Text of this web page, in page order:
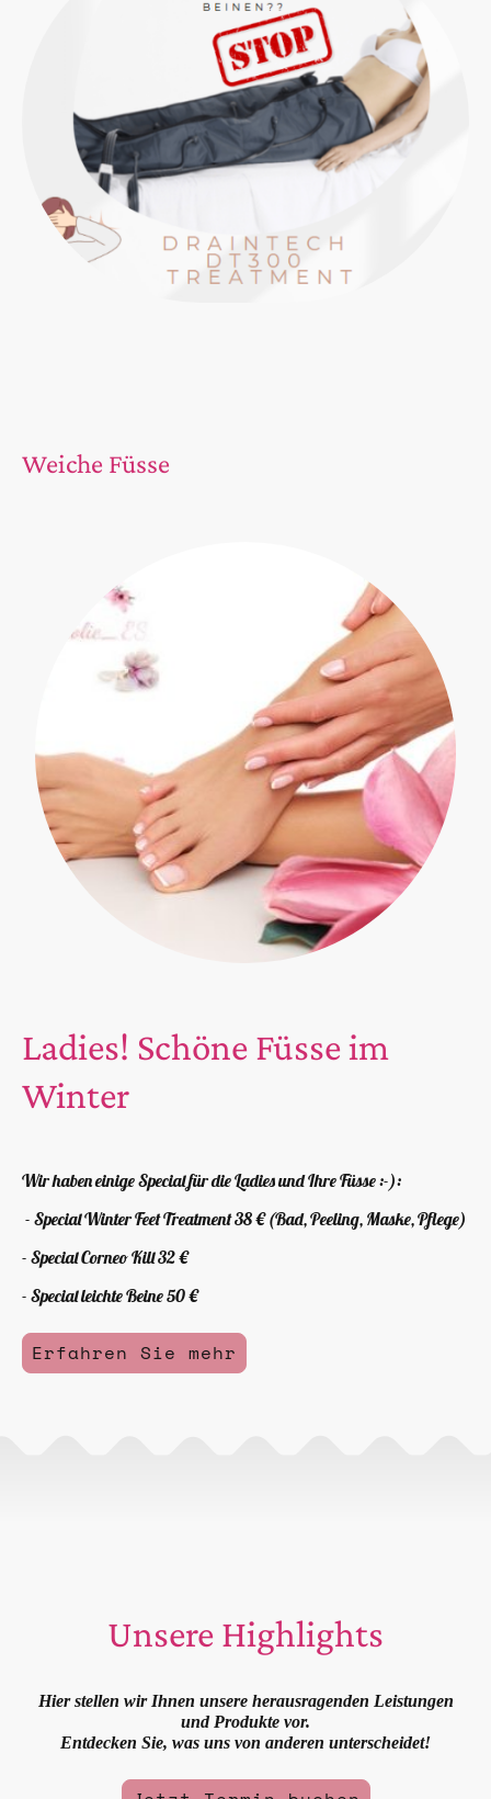
Weiche Füsse
Ladies! Schöne Füsse im
Winter
Wir haben einige Special für die Ladies und Ihre Füsse :-):
- Special Winter Feet Treatment 38 € (Bad, Peeling, Maske, Pflege)
- Special Corneo Kill 32 €
- Special leichte Beine 50 €
Erfahren Sie mehr
Unsere Highlights
Hier stellen wir Ihnen unsere herausragenden Leistungen
und Produkte vor.
Entdecken Sie, was uns von anderen unterscheidet!